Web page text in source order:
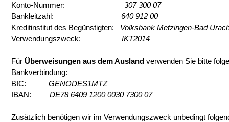
Konto-Nummer: 307 300 07
Bankleitzahl: 640 912 00
Kreditinstitut des Begünstigten: Volksbank Metzingen-Bad
Verwendungszweck: IKT2014
Für Überweisungen aus dem Ausland verwenden Sie bitte
Bankverbindung:
BIC: GENODES1MTZ
IBAN: DE78 6409 1200 0030 7300 07
Zusätzlich benötigen wir im Verwendungszweck unbedingt